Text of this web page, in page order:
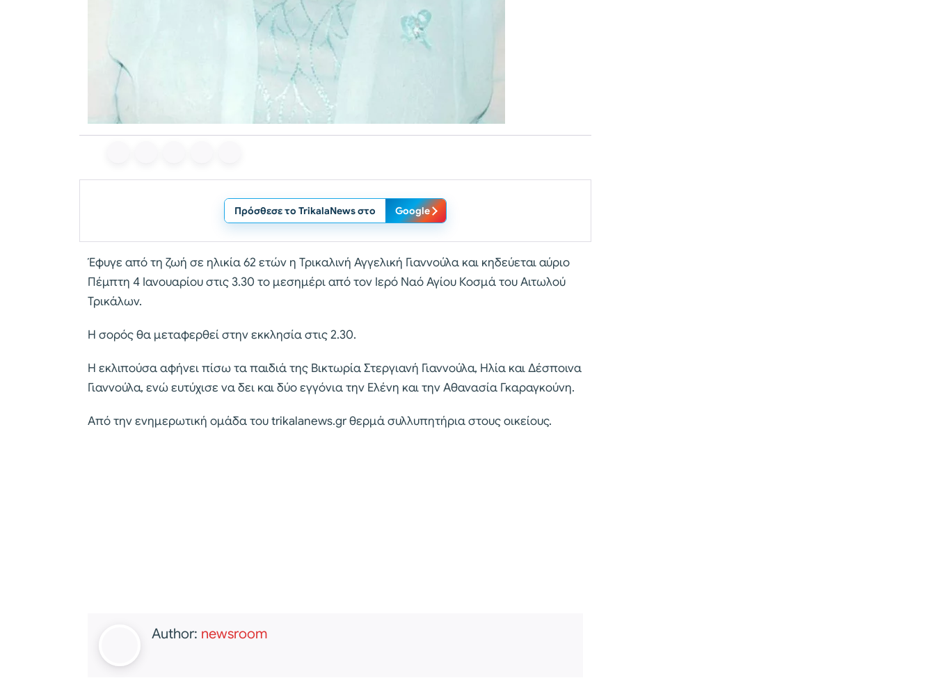
Πρόσθεσε το TrikalaNews στο Google
Έφυγε από τη ζωή σε ηλικία 62 ετών η Τρικαλινή Αγγελική Γιαννούλα και κηδεύεται αύριο
Πέμπτη 4 Ιανουαρίου στις 3.30 το μεσημέρι από τον Ιερό Ναό Αγίου Κοσμά του Αιτωλού
Τρικάλων.
Η σορός θα μεταφερθεί στην εκκλησία στις 2.30.
Η εκλιπούσα αφήνει πίσω τα παιδιά της Βικτωρία Στεργιανή Γιαννούλα, Ηλία και Δέσποινα
Γιαννούλα, ενώ ευτύχισε να δει και δύο εγγόνια την Ελένη και την Αθανασία Γκαραγκούνη.
Από την ενημερωτική ομάδα του trikalanews.gr θερμά συλλυπητήρια στους οικείους.
Author: newsroom